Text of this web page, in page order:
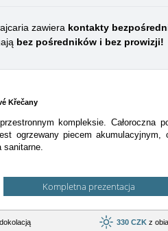
zawiera kontakty
bez pośredników i bez prowizji!
Křečany
kompleksie. Całoroczna
ogrzewany piecem akumulacyjnym,
sanitarne.
Kompletna prezentacja
330 CZK z